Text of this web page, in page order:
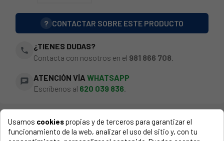
? CONTACTAR SOBRE ESTE PRODUCTO
phone
¿TIENES DUDAS?
Contacta con nosotros en el 981 866 708
chat ATENCIÓN VÍA WHATSAPP
Escríbenos al 620 039 836.
COMPATIBLE CON...
Usamos cookiespropias y de terceros para garantizar el
funcionamiento de la web, analizar el uso del sitio y, con tu